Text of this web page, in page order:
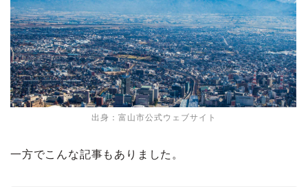
出身：富山市公式ウェブサイト
一方でこんな記事もありました。